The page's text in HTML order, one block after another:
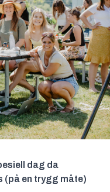
dag da
(på en trygg måte)